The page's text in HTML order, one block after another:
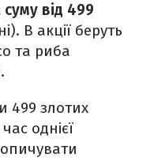
від 499
В акції беруть
та риба
499 злотих
однієї